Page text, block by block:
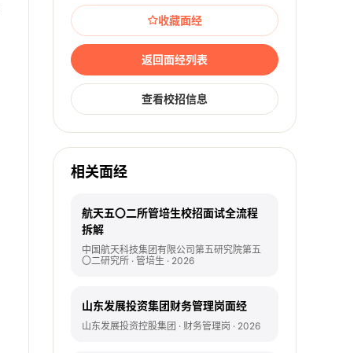
收藏面经
返回面经列表
查看校招信息
相关面经
航天五〇二所管培生校招面试全流程
拆解
中国航天科技集团有限公司第五研究院第五
〇二研究所 · 管培生 · 2026
山东发展投资集团财务管理岗面经
山东发展投资控股集团 · 财务管理岗 · 2026